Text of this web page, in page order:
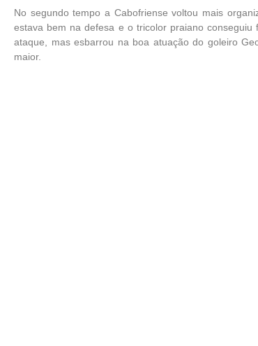
No segundo tempo a Cabofriense voltou mais
estava bem na defesa e o tricolor praiano
ataque, mas esbarrou na boa atuação do goleiro
maior.